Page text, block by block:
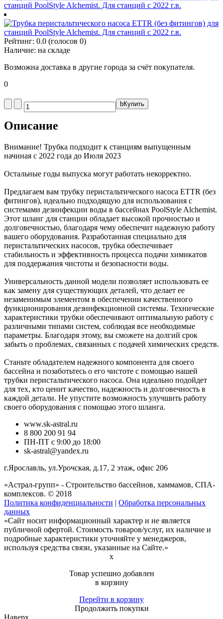
Рейтинг: 0.0 (голосов 0)
Наличие: на складе
Возможна доставка в другие города за счёт покупателя.
0
bКупить
Описание
Внимание! Трубка подходит к станциям выпущенным
начиная с 2022 года до Июля 2023
Остальные годы выпуска могут работать некорректно.
Предлагаем вам трубку перистальтического насоса ETTR (без
фитингов), идеально подходящую для использования с
системами дезинфекции воды в бассейнах PoolStyle Alchemist.
Этот шланг для станции обладает высокой прочностью и
долговечностью, благодаря чему обеспечит надежную работу
вашего оборудования. Разработанная специально для
перистальтических насосов, трубка обеспечивает
стабильность и эффективность процесса подачи химикатов
для поддержания чистоты и безопасности воды.
Универсальность данной модели позволяет использовать ее
как замену для существующих деталей, что делает ее
незаменимым элементом в обеспечении качественного
функционирования дезинфекционной системы. Технические
характеристики трубки обеспечивают оптимальную работу с
различными типами систем, соблюдая все необходимые
параметры. Благодаря этому, вы сможете на долгий срок
забыть о проблемах, связанных с подачей химических средств.
Станьте обладателем надежного компонента для своего
бассейна и позаботьтесь о его чистоте с помощью нашей
трубки перистальтического насоса. Она идеально подойдет
для тех, кто ценит качество, надежность и долговечность в
каждой детали. Не упустите возможность улучшить работу
своего оборудования с помощью этого шланга.
www.sk-astral.ru
8 800 200 91 94
ПН-ПТ с 9:00 до 18:00
sk-astral@yandex.ru
г.Ярославль, ул.Урочская, д.17, 2 этаж, офис 206
«Астрал-групп» - Строительство бассейнов, хаммамов, СПА-
комплексов. © 2018
Политика конфиденциальности | Обработка персональных
данных
«Сайт носит информационный характер и не является
публичной офертой. Стоимость товаров/услуг, их наличие и
подробные характеристики уточняйте у менеджеров,
используя средства связи, указанные на Сайте.»
x
Товар успешно добавлен
в корзину
Перейти в корзину
Продолжить покупки
Наверх